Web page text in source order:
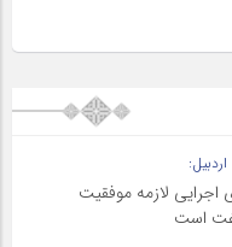
اجرایی لازمه موفقیت
است